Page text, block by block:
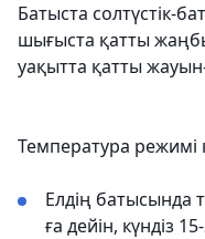
Батыста солтүстік-
шығыста қатты
уақытта қатты
Температура режимі
Елдің батысында
ға дейін, күндіз